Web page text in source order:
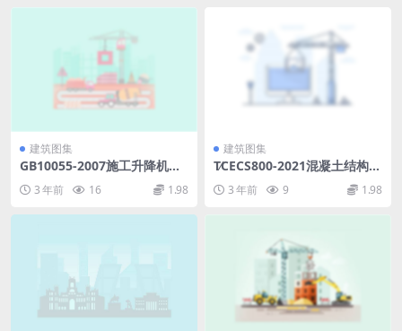
建筑图集
GB10055-2007施工升降机安
3 年前 16 1.98
建筑图集
T∕CECS800-2021混凝土结构钢
3 年前 9 1.98